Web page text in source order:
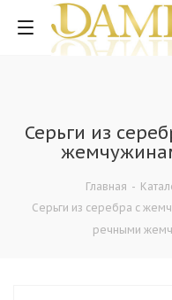
Серьги из
Главная -
Серьги из серебра с
речными